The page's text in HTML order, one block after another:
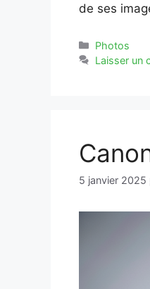
de ses
Catégories
Photos
Laisser un
5 janvier 2025